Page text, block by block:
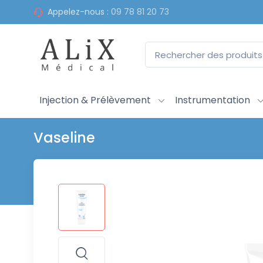
Appelez-nous : 09 78 81 20 73
Injection & Prélèvement Instrumentation
Vaseline